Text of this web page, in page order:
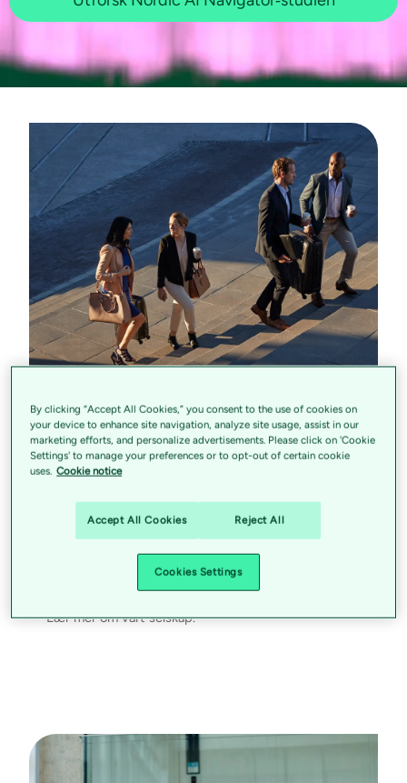
Ledige stillinger
Vi forenkler hverdagen med
teknologi.
Lær mer om vårt selskap.
By clicking “Accept All Cookies,” you consent to the use of cookies on
your device to enhance site navigation, analyze site usage, assist in our
marketing efforts, and personalize advertisements. Please click on 'Cookie
Settings' to manage your preferences or to opt-out of certain cookie
uses. Cookie notice
Accept All Cookies Reject All
Cookies Settings